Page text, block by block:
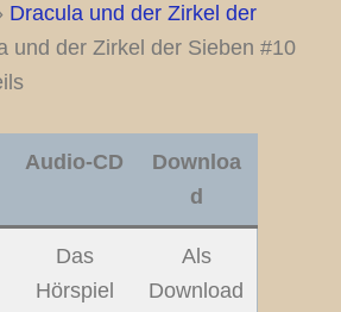
Dracula und der Zirkel der
und der Zirkel der Sieben #10
Audio-CD
Downloa
d
Das
Hörspiel
Als
Download